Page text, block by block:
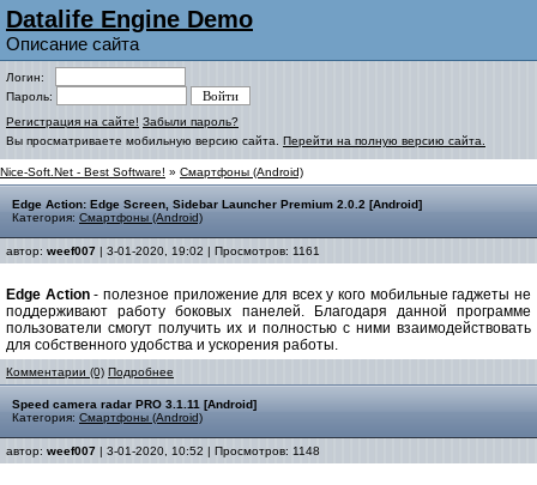
Datalife Engine Demo
Описание сайта
Логин:
Пароль:
Регистрация на сайте! Забыли пароль?
Вы просматриваете мобильную версию сайта. Перейти на полную версию сайта.
Nice-Soft.Net - Best Software! » Смартфоны (Android)
Edge Action: Edge Screen, Sidebar Launcher Premium 2.0.2 [Android]
Категория: Смартфоны (Android)
автор: weef007 | 3-01-2020, 19:02 | Просмотров: 1161
Edge Action- полезное приложение для всех у кого мобильные гаджеты не
поддерживают работу боковых панелей. Благодаря данной программе
пользователи смогут получить их и полностью с ними взаимодействовать
для собственного удобства и ускорения работы.
Комментарии (0) Подробнее
Speed camera radar PRO 3.1.11 [Android]
Категория: Смартфоны (Android)
автор: weef007 | 3-01-2020, 10:52 | Просмотров: 1148